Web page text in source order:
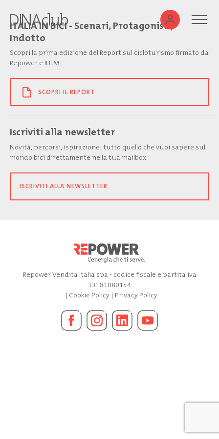
ITALIA IN BICI - Scenari, Protagonisti,
Indotto
Scopri la prima edizione del Report sul cicloturismo firmato da
Repower e IULM
SCOPRI IL REPORT
Iscriviti alla newsletter
Novità, percorsi, ispirazione: tutto quello che vuoi sapere sul
mondo bici direttamente nella tua mailbox.
ISCRIVITI ALLA NEWSLETTER
Repower Vendita Italia spa - codice fiscale e partita iva
13181080154
| Cookie Policy| Privacy Policy